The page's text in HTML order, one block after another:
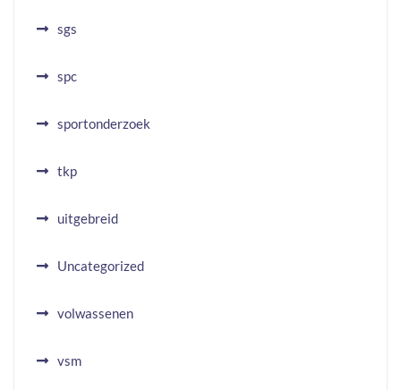
sgs
spc
sportonderzoek
tkp
uitgebreid
Uncategorized
volwassenen
vsm